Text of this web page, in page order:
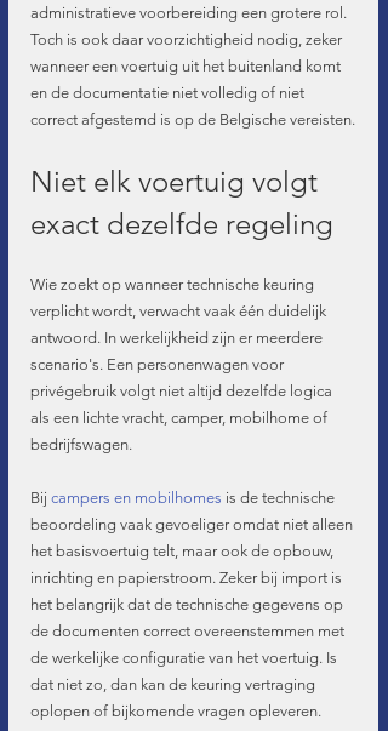
administratieve voorbereiding een grotere rol.
Toch is ook daar voorzichtigheid nodig, zeker
wanneer een voertuig uit het buitenland komt
en de documentatie niet volledig of niet
correct afgestemd is op de Belgische vereisten.
Niet elk voertuig volgt
exact dezelfde regeling
Wie zoekt op wanneer technische keuring
verplicht wordt, verwacht vaak één duidelijk
antwoord. In werkelijkheid zijn er meerdere
scenario's. Een personenwagen voor
privégebruik volgt niet altijd dezelfde logica
als een lichte vracht, camper, mobilhome of
bedrijfswagen.
Bij campers en mobilhomes is de technische
beoordeling vaak gevoeliger omdat niet alleen
het basisvoertuig telt, maar ook de opbouw,
inrichting en papierstroom. Zeker bij import is
het belangrijk dat de technische gegevens op
de documenten correct overeenstemmen met
de werkelijke configuratie van het voertuig. Is
dat niet zo, dan kan de keuring vertraging
oplopen of bijkomende vragen opleveren.